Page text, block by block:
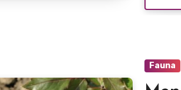
Fauna